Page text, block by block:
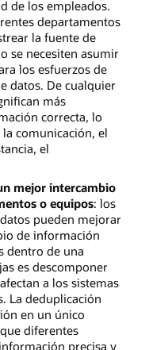
de los empleados.
departamentos
la fuente de
se necesiten asumir
los esfuerzos de
datos. De cualquier
más
correcta, lo
comunicación, el
el
mejor intercambio
o equipos: los
pueden mejorar
de información
dentro de una
es descomponer
a los sistemas
La deduplicación
en un único
diferentes
precisa y